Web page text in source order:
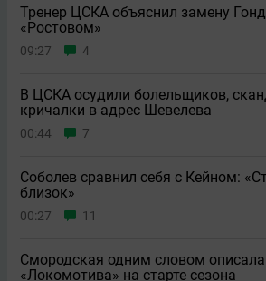
Тренер ЦСКА объяснил замену
«Ростовом»
09:27 4
В ЦСКА осудили болельщиков,
кричалки в адрес Шевелева
00:44 7
Соболев сравнил себя с Кейном:
близок»
00:27 11
Смородская одним словом описала
«Локомотива» на старте сезона